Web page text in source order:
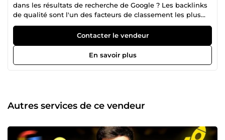
dans les résultats de recherche de Google ? Les backlinks
de qualité sont l'un des facteurs de classement les plus
importants pour le référencement naturel (SEO). Avec ce
service, je vous aiderai à obtenir des backlinks de qualité
sur des sites web pertinents et de confiance. Ces liens
vous aideront à améliorer votre visibilité dans les résultats
de recherche, à générer plus de trafic et à augmenter vos
dans les résultats de recherche Comment ça marche ? Je
travaillerai avec vous pour identifier les mots-clés les plus
une stratégie de backlinks personnalisée qui vous aidera à
Contacter le vendeur
En savoir plus
Autres services de ce vendeur